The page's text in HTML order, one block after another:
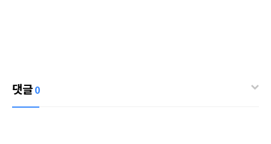
댓글0